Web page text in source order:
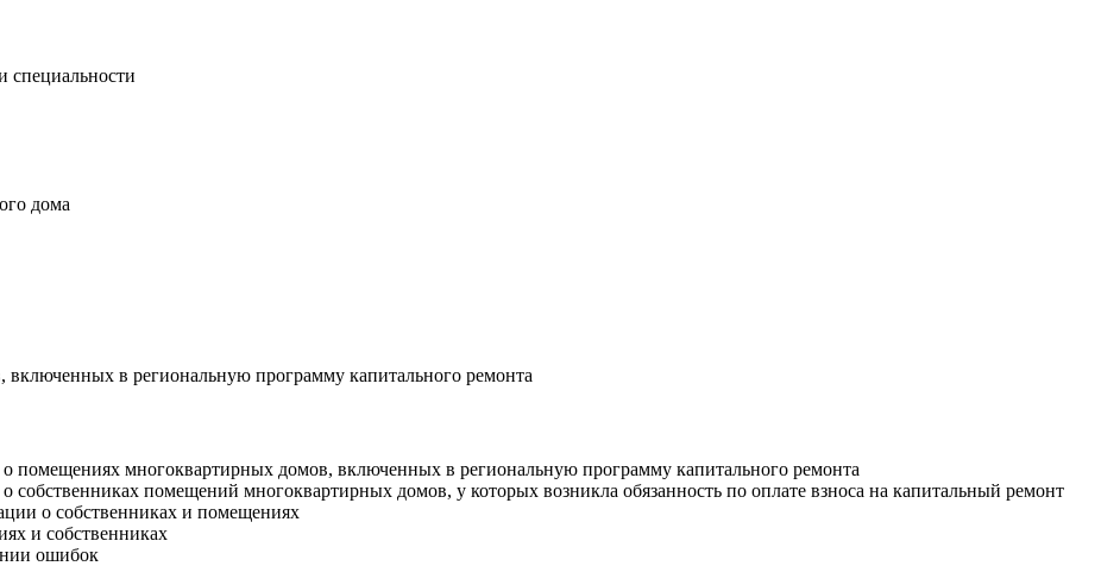
специальности
дома
в региональную программу капитального ремонта
помещениях многоквартирных домов, включенных в региональную программу капитального ремонта
помещений многоквартирных домов, у которых возникла обязанность по оплате взноса на капитальный ремонт
о собственниках и помещениях
и собственниках
ошибок